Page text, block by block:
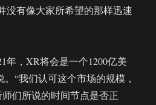
没有像大家所希望的那样迅速
年，XR将会是一个1200亿美
“我们认可这个市场的规模，
们所说的时间节点是否正